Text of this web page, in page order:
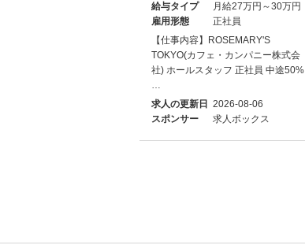
給与タイプ
月給27万円～30万円
雇用形態
正社員
【仕事内容】ROSEMARY'S
TOKYO(カフェ・カンパニー株式会
社) ホールスタッフ 正社員 中途50%
…
求人の更新日
2026-08-06
スポンサー
求人ボックス